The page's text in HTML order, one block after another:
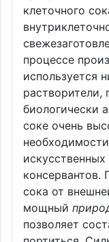
клеточного
процессе
используется
растворители,
биологически
соке очень
консервантов.
сока от
мощный
позволяет